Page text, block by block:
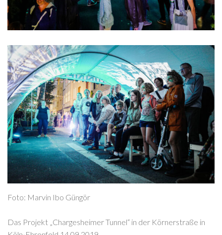
Foto: Marvin Ibo Güngör
Das Projekt „Chargesheimer Tunnel“ in der Körnerstraße in